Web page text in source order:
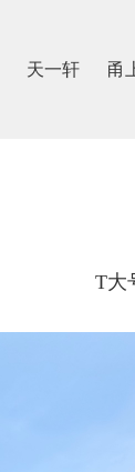
天一轩 甬
T大